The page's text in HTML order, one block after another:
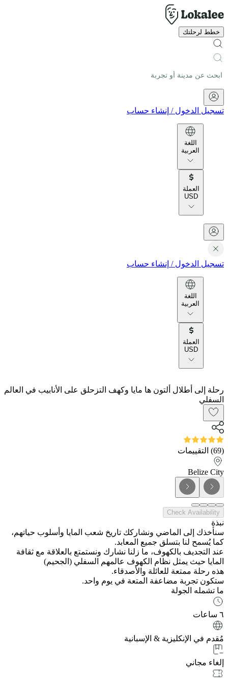
خطط لرحلتك
تسجيل الدخول / إنشاء حساب
اللغة
العربية
العملة
USD
تسجيل الدخول / إنشاء حساب
اللغة
العربية
العملة
USD
رحلة إلى أطلال ألتون ها مايا وكهف التزحلق على الأنابيب في العالم
السفلي
(
69
) التقييمات
Belize City
Check Availability
نبذة
سنأخذك إلى الماضي ونشاركك تاريخ شعب المايا وأسلوب حياتهم،
كما يُسمح لنا بتسلق جميع المعابد.
عند التجديف بالكهوف، ما زلنا نشارك ونستمتع بالعلاقة مع ثقافة
المايا حيث يمثل نظام الكهوف عالمهم السفلي (الجحيم)
هذه رحلة ممتعة للعائلة والأصدقاء.
ستكون تجربة مضاعفة المتعة في يوم واحد.
ما تشمله الجولة
٦ ساعات
مُقدم في الإنكليزية & الإسبانية
إلغاء مجاني